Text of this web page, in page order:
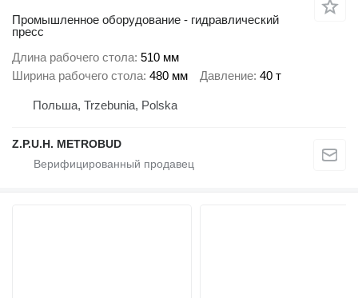
Промышленное оборудование - гидравлический
пресс
Длина рабочего стола 510 мм
Ширина рабочего стола 480 мм Давление 40 т
Польша, Trzebunia, Polska
Z.P.U.H. METROBUD